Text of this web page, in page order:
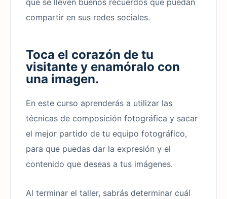
que se lleven buenos recuerdos que puedan
compartir en sus redes sociales.
Toca el corazón de tu
visitante y enamóralo con
una imagen.
En este curso aprenderás a utilizar las
técnicas de composición fotográfica y sacar
el mejor partido de tu equipo fotográfico,
para que puedas dar la expresión y el
contenido que deseas a tus imágenes.
Al terminar el taller, sabrás determinar cuál